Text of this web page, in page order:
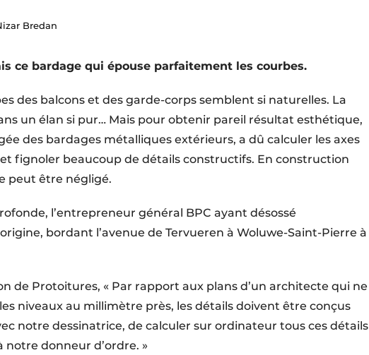
Bredan
ce bardage qui épouse parfaitement les courbes.
des balcons et des garde-corps semblent si naturelles. La
un élan si pur… Mais pour obtenir pareil résultat esthétique,
des bardages métalliques extérieurs, a dû calculer les axes
et fignoler beaucoup de détails constructifs. En construction
peut être négligé.
l’entrepreneur général BPC ayant désossé
bordant l’avenue de Tervueren à Woluwe-Saint-Pierre à
de Pro­toitures, « Par rapport aux plans d’un architecte qui ne
niveaux au millimètre près, les détails doivent être conçus
notre dessinatrice, de calculer sur ordinateur tous ces détails
donneur d’ordre. »